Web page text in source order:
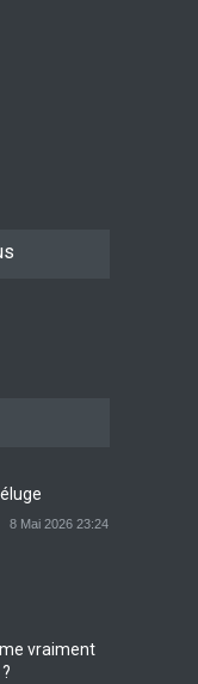
14:28
8 Mai 2026 23:24
vraiment